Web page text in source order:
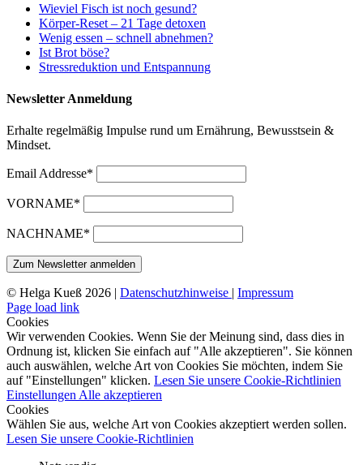
Wieviel Fisch ist noch gesund?
Körper-Reset – 21 Tage detoxen
Wenig essen – schnell abnehmen?
Ist Brot böse?
Stressreduktion und Entspannung
Newsletter Anmeldung
Erhalte regelmäßig Impulse rund um Ernährung, Bewusstsein &
Mindset.
Email Addresse*
VORNAME*
NACHNAME*
© Helga Kueß 2026 | Datenschutzhinweise | Impressum
Page load link
Cookies
Wir verwenden Cookies. Wenn Sie der Meinung sind, dass dies in
Ordnung ist, klicken Sie einfach auf "Alle akzeptieren". Sie können
auch auswählen, welche Art von Cookies Sie möchten, indem Sie
auf "Einstellungen" klicken. Lesen Sie unsere Cookie-Richtlinien
Einstellungen Alle akzeptieren
Cookies
Wählen Sie aus, welche Art von Cookies akzeptiert werden sollen.
Lesen Sie unsere Cookie-Richtlinien